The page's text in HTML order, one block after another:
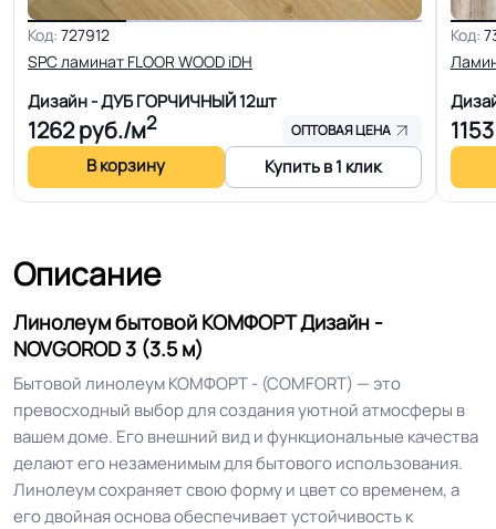
магазинов, Для жилых зон, Для
оптовых продаж на объекты
Допуск изменения
толщин
Класс горючести
КМ 5 по ФЗ 123 от 22.07.2008г, где
Класс
Группа истираемости Группа Т
Устойчивость к химии Нормальная
Особенности
коллекции
Высокие показатели по
шумоизоляции и теплоусвоению
Код: 727912
SPC ламинат FLOOR WOOD iDH
Дизайн - ДУБ ГОРЧИЧНЫЙ12шт
1262руб./м2 ОПТОВАЯ ЦЕНА
В корзину Купить в 1 клик
Код:
1153
Описание
Линолеум бытовой КОМФОРТ Дизайн -
NOVGOROD 3 (3.5 м)
Бытовой линолеум КОМФОРТ - (СOMFORT) — это
превосходный выбор для создания уютной атмосферы в
вашем доме. Его внешний вид и функциональные качества
делают его незаменимым для бытового использования.
Линолеум сохраняет свою форму и цвет со временем, а
его двойная основа обеспечивает устойчивость к